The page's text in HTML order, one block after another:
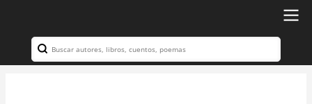
contenido
principal
Navegación
Search